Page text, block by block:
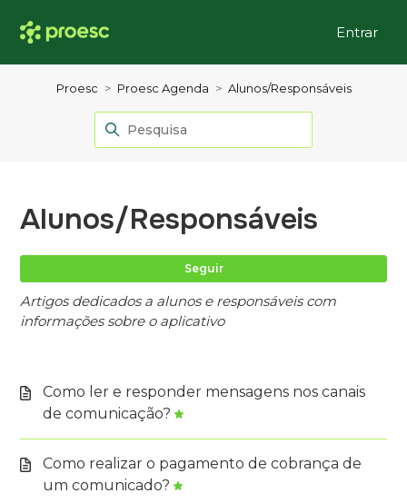
Entrar
Proesc Proesc Agenda Alunos/Responsáveis
Alunos/Responsáveis
Seguir
Artigos dedicados a alunos e responsáveis com
informações sobre o aplicativo
Como ler e responder mensagens nos canais
de comunicação?
Como realizar o pagamento de cobrança de
um comunicado?